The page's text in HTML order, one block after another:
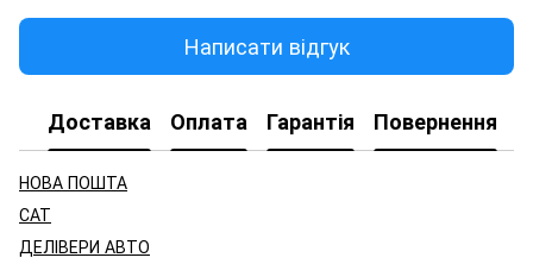
Написати відгук
Доставка Оплата Гарантія Повернення
НОВА ПОШТА
САТ
ДЕЛІВЕРИ АВТО